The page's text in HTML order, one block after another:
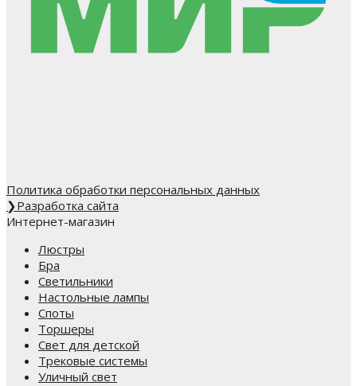
Политика обработки персональных данных
❯Разработка сайта
Интернет-магазин
Люстры
Бра
Светильники
Настольные лампы
Споты
Торшеры
Свет для детской
Трековые системы
Уличный свет